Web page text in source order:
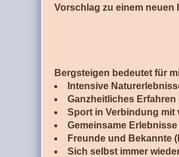
Vorschlag zu einem
Bergsteigen bedeutet für
Intensive
Ganzheitliches
Sport in Verbindung
Gemeinsame
Freunde und Bekannte
Sich selbst immer